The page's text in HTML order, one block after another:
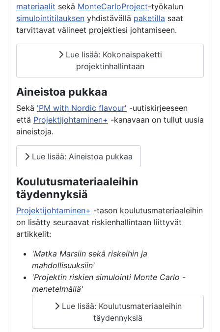
materiaalit sekä MonteCarloProject-työkalun
simulointitilauksen yhdistävällä paketilla saat
tarvittavat välineet projektiesi johtamiseen.
Lue lisää: Kokonaispaketti
projektinhallintaan
Aineistoa pukkaa
Sekä 'PM with Nordic flavour' -uutiskirjeeseen
että Projektijohtaminen+ -kanavaan on tullut uusia
aineistoja.
Lue lisää: Aineistoa pukkaa
Koulutusmateriaaleihin
täydennyksiä
Projektijohtaminen+ -tason koulutusmateriaaleihin
on lisätty seuraavat riskienhallintaan liittyvät
artikkelit:
'Matka Marsiin sekä riskeihin ja
mahdollisuuksiin'
'Projektin riskien simulointi Monte Carlo -
menetelmällä'
Lue lisää: Koulutusmateriaaleihin
täydennyksiä